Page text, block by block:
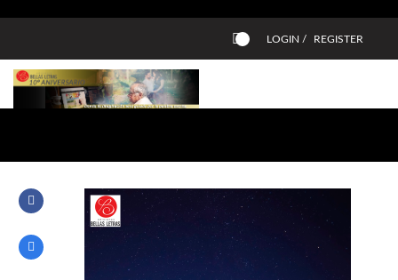
LOGIN / REGISTER